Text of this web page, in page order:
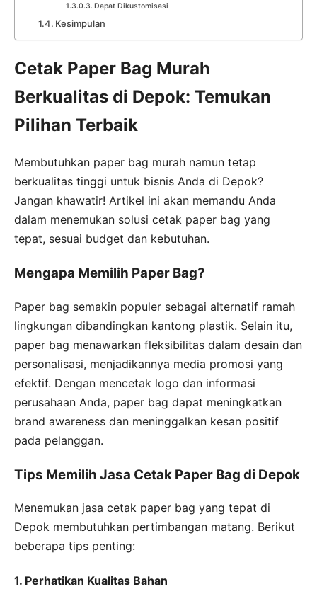
Dapat Dikustomisasi
Kesimpulan
Cetak Paper Bag Murah
Berkualitas di Depok: Temukan
Pilihan Terbaik
Membutuhkan paper bag murah namun tetap
berkualitas tinggi untuk bisnis Anda di Depok?
Jangan khawatir! Artikel ini akan memandu Anda
dalam menemukan solusi cetak paper bag yang
tepat, sesuai budget dan kebutuhan.
Mengapa Memilih Paper Bag?
Paper bag semakin populer sebagai alternatif ramah
lingkungan dibandingkan kantong plastik. Selain itu,
paper bag menawarkan fleksibilitas dalam desain dan
personalisasi, menjadikannya media promosi yang
efektif. Dengan mencetak logo dan informasi
perusahaan Anda, paper bag dapat meningkatkan
brand awareness dan meninggalkan kesan positif
pada pelanggan.
Tips Memilih Jasa Cetak Paper Bag di Depok
Menemukan jasa cetak paper bag yang tepat di
Depok membutuhkan pertimbangan matang. Berikut
beberapa tips penting:
1. Perhatikan Kualitas Bahan